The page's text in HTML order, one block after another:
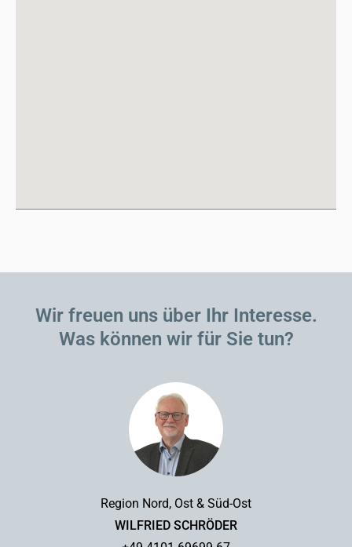
Wir freuen uns über Ihr Interesse.
Was können wir für Sie tun?
Region Nord, Ost & Süd-Ost
WILFRIED SCHRÖDER